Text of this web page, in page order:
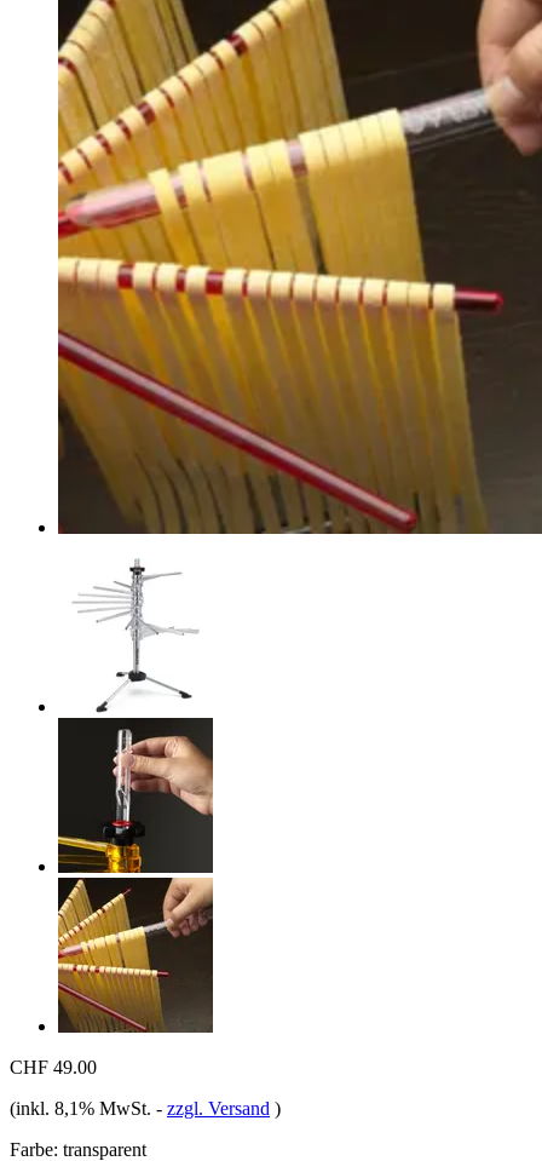
CHF 49.00
(inkl. 8,1% MwSt. - zzgl. Versand )
Farbe: transparent